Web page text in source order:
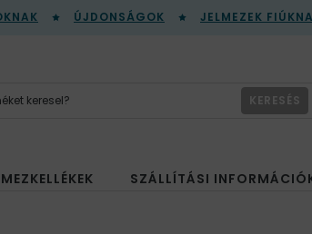
ÚJDONSÁGOK JELMEZEK
KERESÉS
SZÁLLÍTÁSI